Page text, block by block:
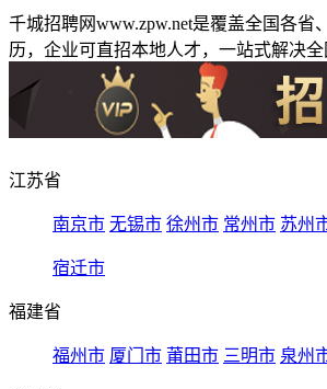
千城招聘网www.zpw.net是覆盖全国各
历，企业可直招本地人才，一站式解决
江苏省
南京市 无锡市 徐州市 常州市 苏州
宿迁市
福建省
福州市 厦门市 莆田市 三明市 泉州